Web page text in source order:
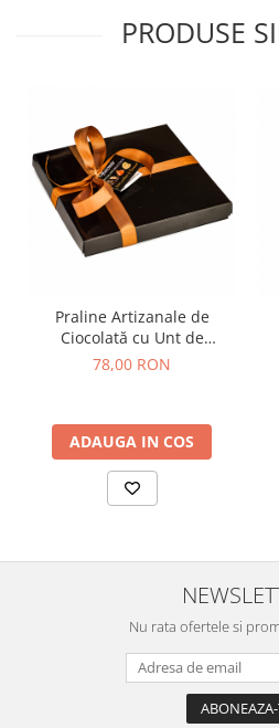
PRODUSE
Praline Artizanale de
Ciocolată cu Unt de
Arahide, Caramel Sărat și
78,00 RON
ADAUGA IN COS
Nu rata ofertele si